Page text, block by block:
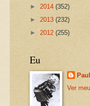
► 2014 (352)
► 2013 (232)
► 2012 (255)
Eu
Ver